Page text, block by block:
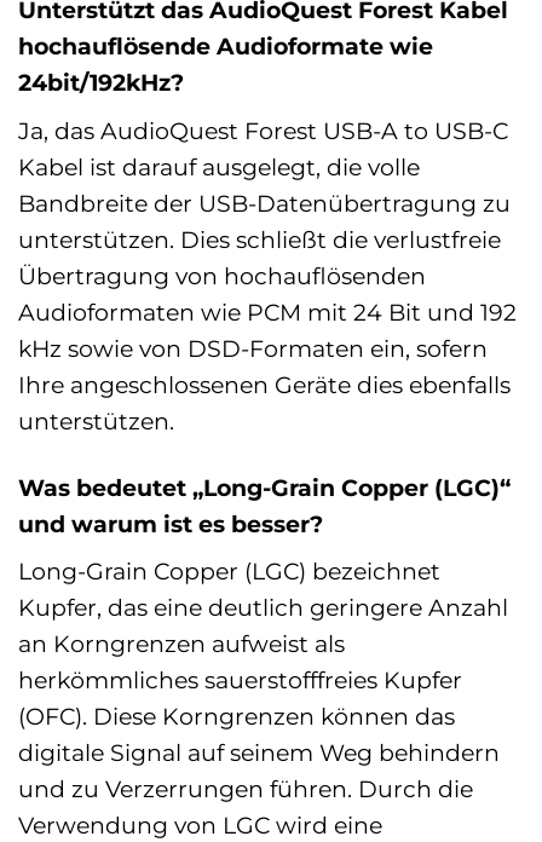
Unterstützt das AudioQuest Forest Kabel
hochauflösende Audioformate wie
24bit/192kHz?
Ja, das AudioQuest Forest USB-A to USB-C
Kabel ist darauf ausgelegt, die volle
Bandbreite der USB-Datenübertragung zu
unterstützen. Dies schließt die verlustfreie
Übertragung von hochauflösenden
Audioformaten wie PCM mit 24 Bit und 192
kHz sowie von DSD-Formaten ein, sofern
Ihre angeschlossenen Geräte dies ebenfalls
unterstützen.
Was bedeutet „Long-Grain Copper (LGC)“
und warum ist es besser?
Long-Grain Copper (LGC) bezeichnet
Kupfer, das eine deutlich geringere Anzahl
an Korngrenzen aufweist als
herkömmliches sauerstofffreies Kupfer
(OFC). Diese Korngrenzen können das
digitale Signal auf seinem Weg behindern
und zu Verzerrungen führen. Durch die
Verwendung von LGC wird eine